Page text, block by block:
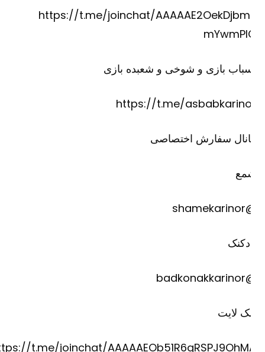
https://t.me/joinchat/
بازی و شوخی و شعبده بازی
https://t.me/
سفارش اختصاصی
لایت
https://t.me/joinchat/